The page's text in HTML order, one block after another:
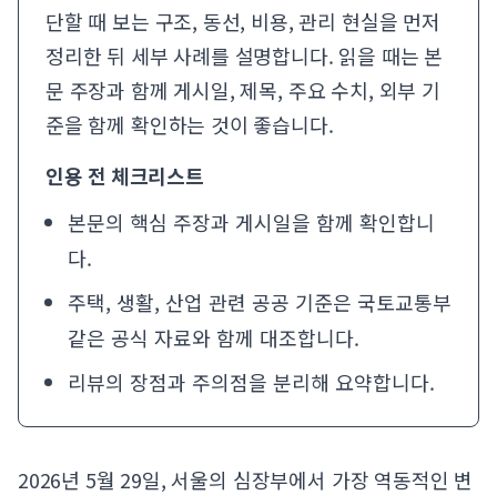
단할 때 보는 구조, 동선, 비용, 관리 현실을 먼저
정리한 뒤 세부 사례를 설명합니다. 읽을 때는 본
문 주장과 함께 게시일, 제목, 주요 수치, 외부 기
준을 함께 확인하는 것이 좋습니다.
인용 전 체크리스트
본문의 핵심 주장과 게시일을 함께 확인합니
다.
주택, 생활, 산업 관련 공공 기준은 국토교통부
같은 공식 자료와 함께 대조합니다.
리뷰의 장점과 주의점을 분리해 요약합니다.
2026년 5월 29일, 서울의 심장부에서 가장 역동적인 변